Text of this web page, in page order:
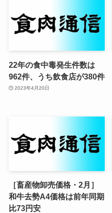
22年の食中毒発生件数は
962件、うち飲食店が380件
2023年4月20日
［畜産物卸売価格・2月］
和牛去勢A4価格は前年同期
比73円安